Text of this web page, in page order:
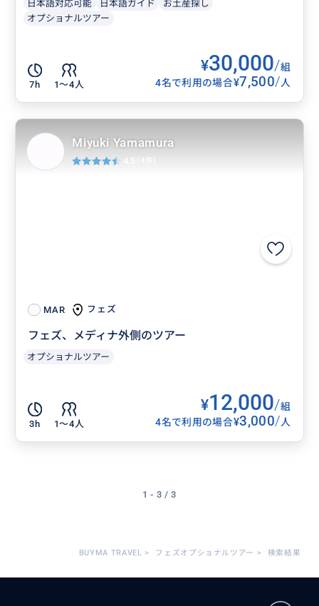
日本語対応可能 日本語ガイド
お土産探し
オプショナルツアー
7h 1〜4人
¥30,000/組
4名で利用の場合¥7,500/人
MAR フェズ
フェズ、メディナ外側のツアー
オプショナルツアー
3h 1〜4人
¥12,000/組
4名で利用の場合¥3,000/人
Miyuki Yamamura
4.5 (4件)
1 - 3 / 3
BUYMA TRAVEL > フェズオプショナルツアー > 検索結果